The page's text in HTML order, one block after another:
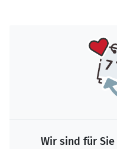
Wir sind für